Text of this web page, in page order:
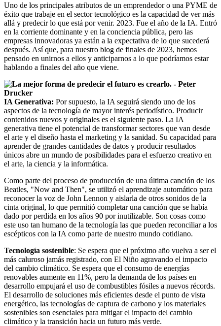
Uno de los principales atributos de un emprendedor o una PYME de
éxito que trabaje en el sector tecnológico es la capacidad de ver más
allá y predecir lo que está por venir. 2023. Fue el año de la IA. Entró
en la corriente dominante y en la conciencia pública, pero las
empresas innovadoras ya están a la expectativa de lo que sucederá
después. Así que, para nuestro blog de finales de 2023, hemos
pensado en unirnos a ellos y anticiparnos a lo que podríamos estar
hablando a finales del año que viene.
IA Generativa: Por supuesto, la IA seguirá siendo uno de los
aspectos de la tecnología de mayor interés periodístico. Producir
contenidos nuevos y originales es el siguiente paso. La IA
generativa tiene el potencial de transformar sectores que van desde
el arte y el diseño hasta el marketing y la sanidad. Su capacidad para
aprender de grandes cantidades de datos y producir resultados
únicos abre un mundo de posibilidades para el esfuerzo creativo en
el arte, la ciencia y la informática.
Como parte del proceso de producción de una última canción de los
Beatles, "Now and Then", se utilizó el aprendizaje automático para
reconocer la voz de John Lennon y aislarla de otros sonidos de la
cinta original, lo que permitió completar una canción que se había
dado por perdida en los años 90 por inutilizable. Son cosas como
este uso tan humano de la tecnología las que pueden reconciliar a los
escépticos con la IA como parte de nuestro mundo cotidiano.
Tecnología sostenible: Se espera que el próximo año vuelva a ser el
más caluroso jamás registrado, con El Niño agravando el impacto
del cambio climático. Se espera que el consumo de energías
renovables aumente en 11%, pero la demanda de los países en
desarrollo empujará el uso de combustibles fósiles a nuevos récords.
El desarrollo de soluciones más eficientes desde el punto de vista
energético, las tecnologías de captura de carbono y los materiales
sostenibles son esenciales para mitigar el impacto del cambio
climático y la transición hacia un futuro más verde.